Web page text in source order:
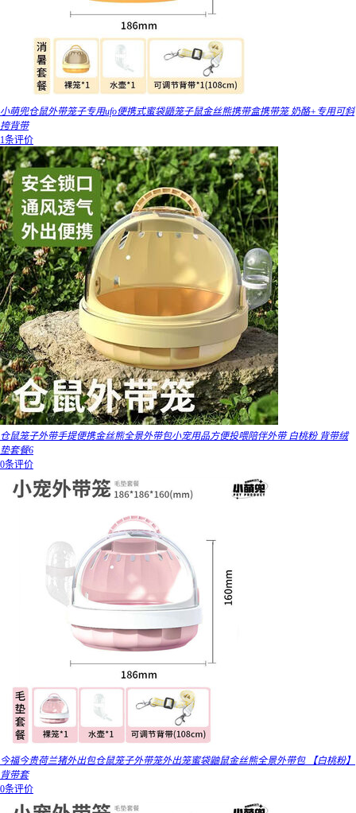
小萌兜仓鼠外带笼子专用ufo便携式蜜袋鼯笼子鼠金丝熊携带盒携带笼 奶酪+专用可斜
挎背带
1条评价
仓鼠笼子外带手提便携金丝熊全景外带包小宠用品方便投喂陪伴外带 白桃粉 背带绒
垫套餐6
0条评价
今福今贵荷兰猪外出包仓鼠笼子外带笼外出笼蜜袋鼬鼠金丝熊全景外带包 【白桃粉】
背带套
0条评价